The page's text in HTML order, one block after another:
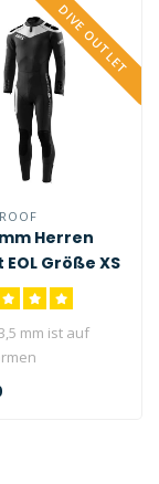
DIVE OUTLET
Herren
Größe XS
mm ist auf
die auf den
von Pr..